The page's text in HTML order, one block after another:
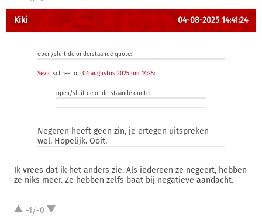
Kiki 04-08-2025 14:41:24
open/sluit de onderstaande quote:
Sevic schreef op 04 augustus 2025 om 14:35:
open/sluit de onderstaande quote:
Negeren heeft geen zin, je ertegen uitspreken
wel. Hopelijk. Ooit.
Ik vrees dat ik het anders zie. Als iedereen ze negeert, hebben
ze niks meer. Ze hebben zelfs baat bij negatieve aandacht.
+1/-0